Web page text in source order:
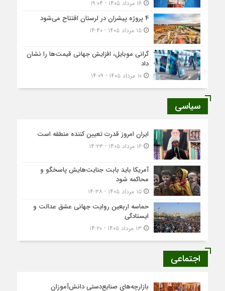
۱۶ مرداد ۱۴۰۵ - ۱۹:۰۴
۴ پروژه پیشران در لرستان افتتاح می‌شود
۱۵ مرداد ۱۴۰۵ - ۱۴:۴۰
گرانی موبایل، افزایش جهانی قیمت‌ها را نشان
داد
۱۰ مرداد ۱۴۰۵ - ۱۴:۰۹
سیاسی
ایران امروز قدرت تعیین کننده منطقه است
۱۶ مرداد ۱۴۰۵ - ۱۴:۲۳
آمریکا باید بابت جنایت‌هایش پاسخگو و
محاکمه شود
۱۵ مرداد ۱۴۰۵ - ۱۴:۳۸
حماسه اربعین روایت جهانی عشق عدالت و
ایستادگی
اجتماعی
بازارچه‌های صنایع‌دستی دانش‌آموزان